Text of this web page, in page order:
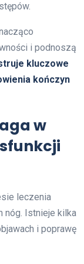
i podnoszą
kluczowe
kończyn
w
leczenia
nóg. Istnieje kilka
i poprawę